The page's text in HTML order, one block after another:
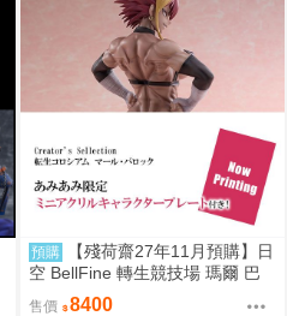
預購
【殘荷齋27年11月預購】日
空 BellFine 轉生競技場 瑪爾 巴
洛克 1/6
售價 8400